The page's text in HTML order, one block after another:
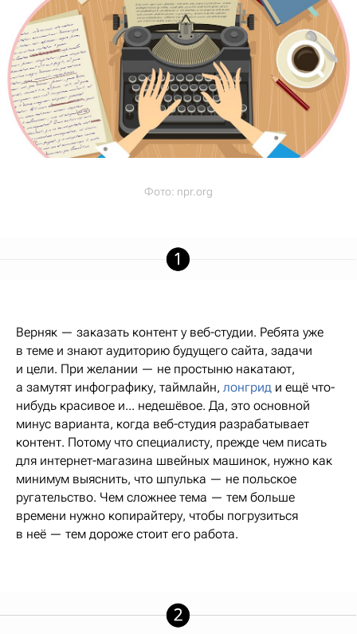
Фото: npr.org
Верняк — заказать контент у веб-студии. Ребята уже
в теме и знают аудиторию будущего сайта, задачи
и цели. При желании — не простыню накатают,
а замутят инфографику, таймлайн, лонгрид и ещё что-
нибудь красивое и... недешёвое. Да, это основной
минус варианта, когда веб-студия разрабатывает
контент. Потому что специалисту, прежде чем писать
для интернет-магазина швейных машинок, нужно как
минимум выяснить, что шпулька — не польское
ругательство. Чем сложнее тема — тем больше
времени нужно копирайтеру, чтобы погрузиться
в неё — тем дороже стоит его работа.